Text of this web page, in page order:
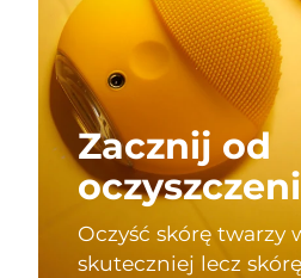
Zacznij od
Oczyść skórę twarzy
skuteczniej lecz